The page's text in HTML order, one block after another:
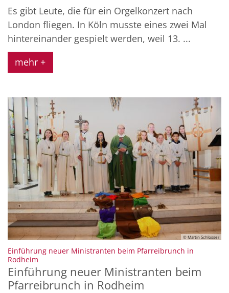
Es gibt Leute, die für ein Orgelkonzert nach
London fliegen. In Köln musste eines zwei Mal
hintereinander gespielt werden, weil 13. ...
mehr +
© Martin Schlosser
Einführung neuer Ministranten beim Pfarreibrunch in
Rodheim
Einführung neuer Ministranten beim
Pfarreibrunch in Rodheim